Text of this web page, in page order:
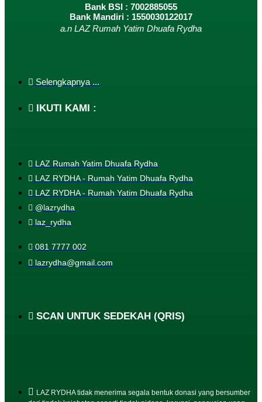
Bank BSI : 7002885055
Bank Mandiri : 1550030122017
a.n LAZ Rumah Yatim Dhuafa Rydha
Selengkapnya ...
IKUTI KAMI :
LAZ Rumah Yatim Dhuafa Rydha
LAZ RYDHA - Rumah Yatim Dhuafa Rydha
LAZ RYDHA - Rumah Yatim Dhuafa Rydha
@lazrydha
laz_rydha
081 7777 002
lazrydha@gmail.com
SCAN UNTUK SEDEKAH (QRIS)
LAZ RYDHA tidak menerima segala bentuk donasi yang bersumber